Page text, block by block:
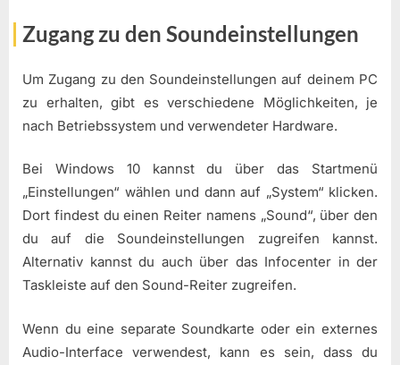
Zugang zu den Soundeinstellungen
Um Zugang zu den Soundeinstellungen auf deinem PC
zu erhalten, gibt es verschiedene Möglichkeiten, je
nach Betriebssystem und verwendeter Hardware.
Bei Windows 10 kannst du über das Startmenü
„Einstellungen“ wählen und dann auf „System“ klicken.
Dort findest du einen Reiter namens „Sound“, über den
du auf die Soundeinstellungen zugreifen kannst.
Alternativ kannst du auch über das Infocenter in der
Taskleiste auf den Sound-Reiter zugreifen.
Wenn du eine separate Soundkarte oder ein externes
Audio-Interface verwendest, kann es sein, dass du